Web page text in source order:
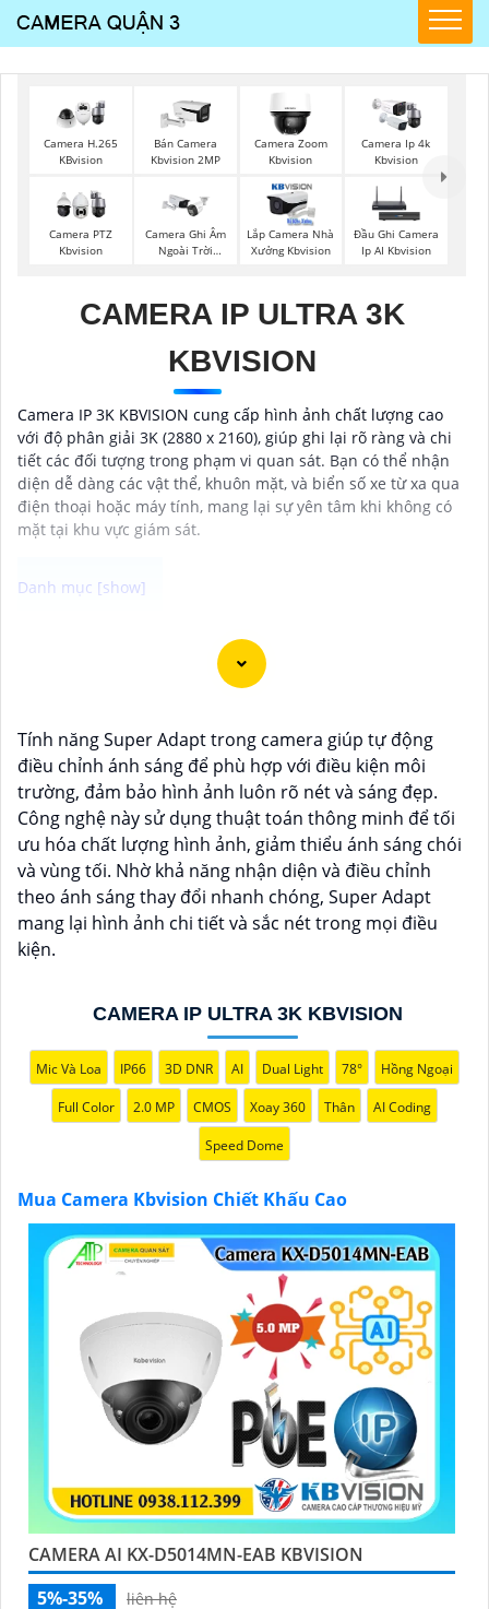
Camera H.265
KBvision
Bán Camera
Kbvision 2MP
Camera Zoom
Kbvision
Camera Ip 4k
Kbvision
Camera PTZ
Kbvision
Camera Ghi Âm
Ngoài Trời
Lắp Camera Nhà
Xưởng Kbvision
Đầu Ghi Camera
Ip AI Kbvision
CAMERA IP ULTRA 3K
KBVISION
Camera IP 3K KBVISION cung cấp hình ảnh chất lượng cao
với độ phân giải 3K (2880 x 2160), giúp ghi lại rõ ràng và chi
tiết các đối tượng trong phạm vi quan sát. Bạn có thể nhận
diện dễ dàng các vật thể, khuôn mặt, và biển số xe từ xa qua
điện thoại hoặc máy tính, mang lại sự yên tâm khi không có
mặt tại khu vực giám sát.
Chào bạn, dưới đây là một số câu giới thiệu cho việc
mua Camera Kbvision với chiết khấu cao và giải pháp
Kbvision với chiết khấu hấp dẫn? Hãy đến với chúng
tôi để nhận ưu đãi đặc biệt và được tư vấn về giải
pháp chính xác nhất cho nhu cầu an ninh của bạn!"
️🏅️2:"Bạn muốn mua Camera Kbvision với giá ưu đãi
và giải pháp phù hợp? Liên hệ ngay với chúng tôi để
được hỗ trợ tốt nhất từ đội ngũ chuyên gia có kinh
nghiệm!"
️🥈3:"Chúng tôi cam kết cung cấp Camera Kbvision
chính hãng với chiết khấu cao nhất trên thị trường.
và nhận được sự tư vấn chuyên nghiệp về giải pháp an
Hy vọng những câu giới thiệu trên sẽ giúp bạn thành
công trong việc tiếp cận khách hàng và tăng cơ hội
bán hàng của bạn. Nếu có bất kỳ yêu cầu hay câu hỏi
nào khác, bạn có thể chia sẻ để tôi hỗ trợ bạn tốt hơn!
Tính năng Super Adapt trong camera giúp tự động
điều chỉnh ánh sáng để phù hợp với điều kiện môi
trường, đảm bảo hình ảnh luôn rõ nét và sáng đẹp.
Công nghệ này sử dụng thuật toán thông minh để tối
ưu hóa chất lượng hình ảnh, giảm thiểu ánh sáng chói
và vùng tối. Nhờ khả năng nhận diện và điều chỉnh
theo ánh sáng thay đổi nhanh chóng, Super Adapt
mang lại hình ảnh chi tiết và sắc nét trong mọi điều
kiện.
CAMERA IP ULTRA 3K KBVISION
Mic Và Loa IP66 3D DNR AI Dual Light 78° Hồng Ngoại
Full Color 2.0 MP CMOS Xoay 360 Thân AI Coding
Speed Dome
Mua Camera Kbvision Chiết Khấu Cao
CAMERA AI KX-D5014MN-EAB KBVISION
5%-35%
liên hệ